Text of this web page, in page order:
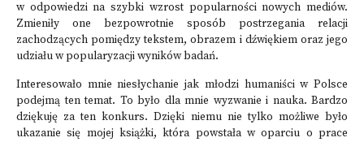
w odpowiedzi na szybki wzrost popularności nowych mediów.
Zmieniły one bezpowrotnie sposób postrzegania relacji
zachodzących pomiędzy tekstem, obrazem i dźwiękiem oraz jego
udziału w popularyzacji wyników badań.
Interesowało mnie niesłychanie jak młodzi humaniści w Polsce
podejmą ten temat. To było dla mnie wyzwanie i nauka. Bardzo
dziękuję za ten konkurs. Dzięki niemu nie tylko możliwe było
ukazanie się mojej książki, która powstała w oparciu o prace